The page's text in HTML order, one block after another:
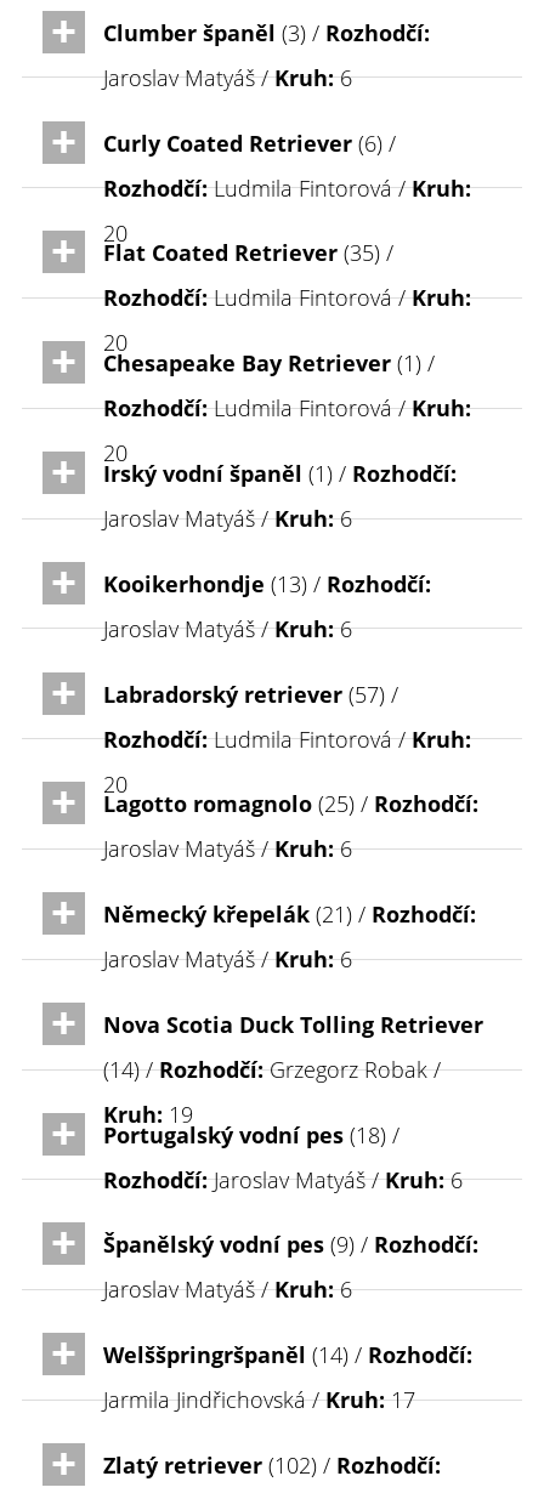
Clumber španěl (3) / Rozhodčí:
Jaroslav Matyáš /Kruh:6
Curly Coated Retriever (6) /
Rozhodčí:Ludmila Fintorová /Kruh:
20
Flat Coated Retriever (35) /
Rozhodčí:Ludmila Fintorová /Kruh:
20
Chesapeake Bay Retriever (1) /
Rozhodčí:Ludmila Fintorová /Kruh:
20
Irský vodní španěl (1) / Rozhodčí:
Jaroslav Matyáš /Kruh:6
Kooikerhondje (13) / Rozhodčí:
Jaroslav Matyáš /Kruh:6
Labradorský retriever (57) /
Rozhodčí:Ludmila Fintorová /Kruh:
20
Lagotto romagnolo (25) / Rozhodčí:
Jaroslav Matyáš /Kruh:6
Německý křepelák (21) / Rozhodčí:
Jaroslav Matyáš /Kruh:6
Nova Scotia Duck Tolling Retriever
(14) /Rozhodčí:Grzegorz Robak /
Kruh: 19
Portugalský vodní pes (18) /
Rozhodčí:Jaroslav Matyáš /Kruh:6
Španělský vodní pes (9) / Rozhodčí:
Jaroslav Matyáš /Kruh:6
Welššpringršpaněl (14) / Rozhodčí:
Jarmila Jindřichovská /Kruh:17
Zlatý retriever (102) / Rozhodčí: